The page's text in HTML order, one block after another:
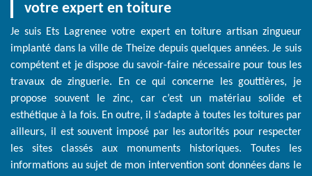
votre expert en toiture
Je suis Ets Lagrenee votre expert en toiture artisan zingueur
implanté dans la ville de Theize depuis quelques années. Je suis
compétent et je dispose du savoir-faire nécessaire pour tous les
travaux de zinguerie. En ce qui concerne les gouttières, je
propose souvent le zinc, car c’est un matériau solide et
esthétique à la fois. En outre, il s’adapte à toutes les toitures par
ailleurs, il est souvent imposé par les autorités pour respecter
les sites classés aux monuments historiques. Toutes les
informations au sujet de mon intervention sont données dans le